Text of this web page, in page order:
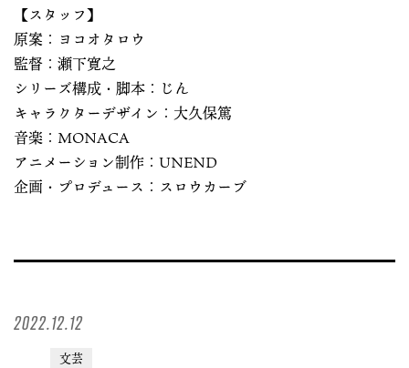
【スタッフ】
原案：ヨコオタロウ
監督：瀬下寛之
シリーズ構成・脚本：じん
キャラクターデザイン：大久保篤
音楽：MONACA
アニメーション制作：UNEND
企画・プロデュース：スロウカーブ
2022.12.12
文芸